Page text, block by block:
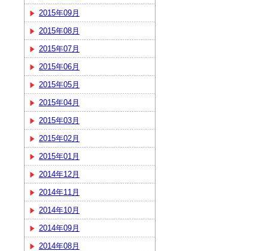
2015年09月
2015年08月
2015年07月
2015年06月
2015年05月
2015年04月
2015年03月
2015年02月
2015年01月
2014年12月
2014年11月
2014年10月
2014年09月
2014年08月